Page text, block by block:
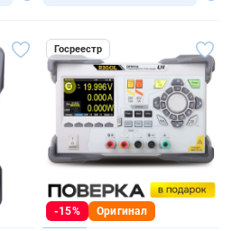
Госреестр
-15% Оригинал